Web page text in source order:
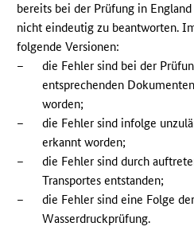
bereits bei der Prüfung in
nicht eindeutig zu beantworten.
folgende Versionen:
–
die Fehler sind bei der
entsprechenden
worden;
–
die Fehler sind infolge
erkannt worden;
–
die Fehler sind durch
Transportes entstanden;
–
die Fehler sind eine Folge
Wasserdruckprüfung.